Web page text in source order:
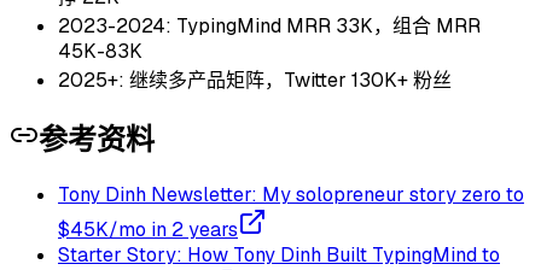
2023-2024: TypingMind MRR 33K，组合 MRR
45K-83K
2025+: 继续多产品矩阵，Twitter 130K+ 粉丝
参考资料
Tony Dinh Newsletter: My solopreneur story zero to
$45K/mo in 2 years
Starter Story: How Tony Dinh Built TypingMind to